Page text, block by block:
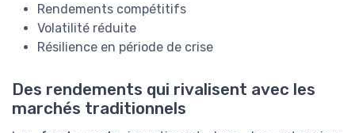
Rendements compétitifs
Volatilité réduite
Résilience en période de crise
Des rendements qui rivalisent avec les
marchés traditionnels